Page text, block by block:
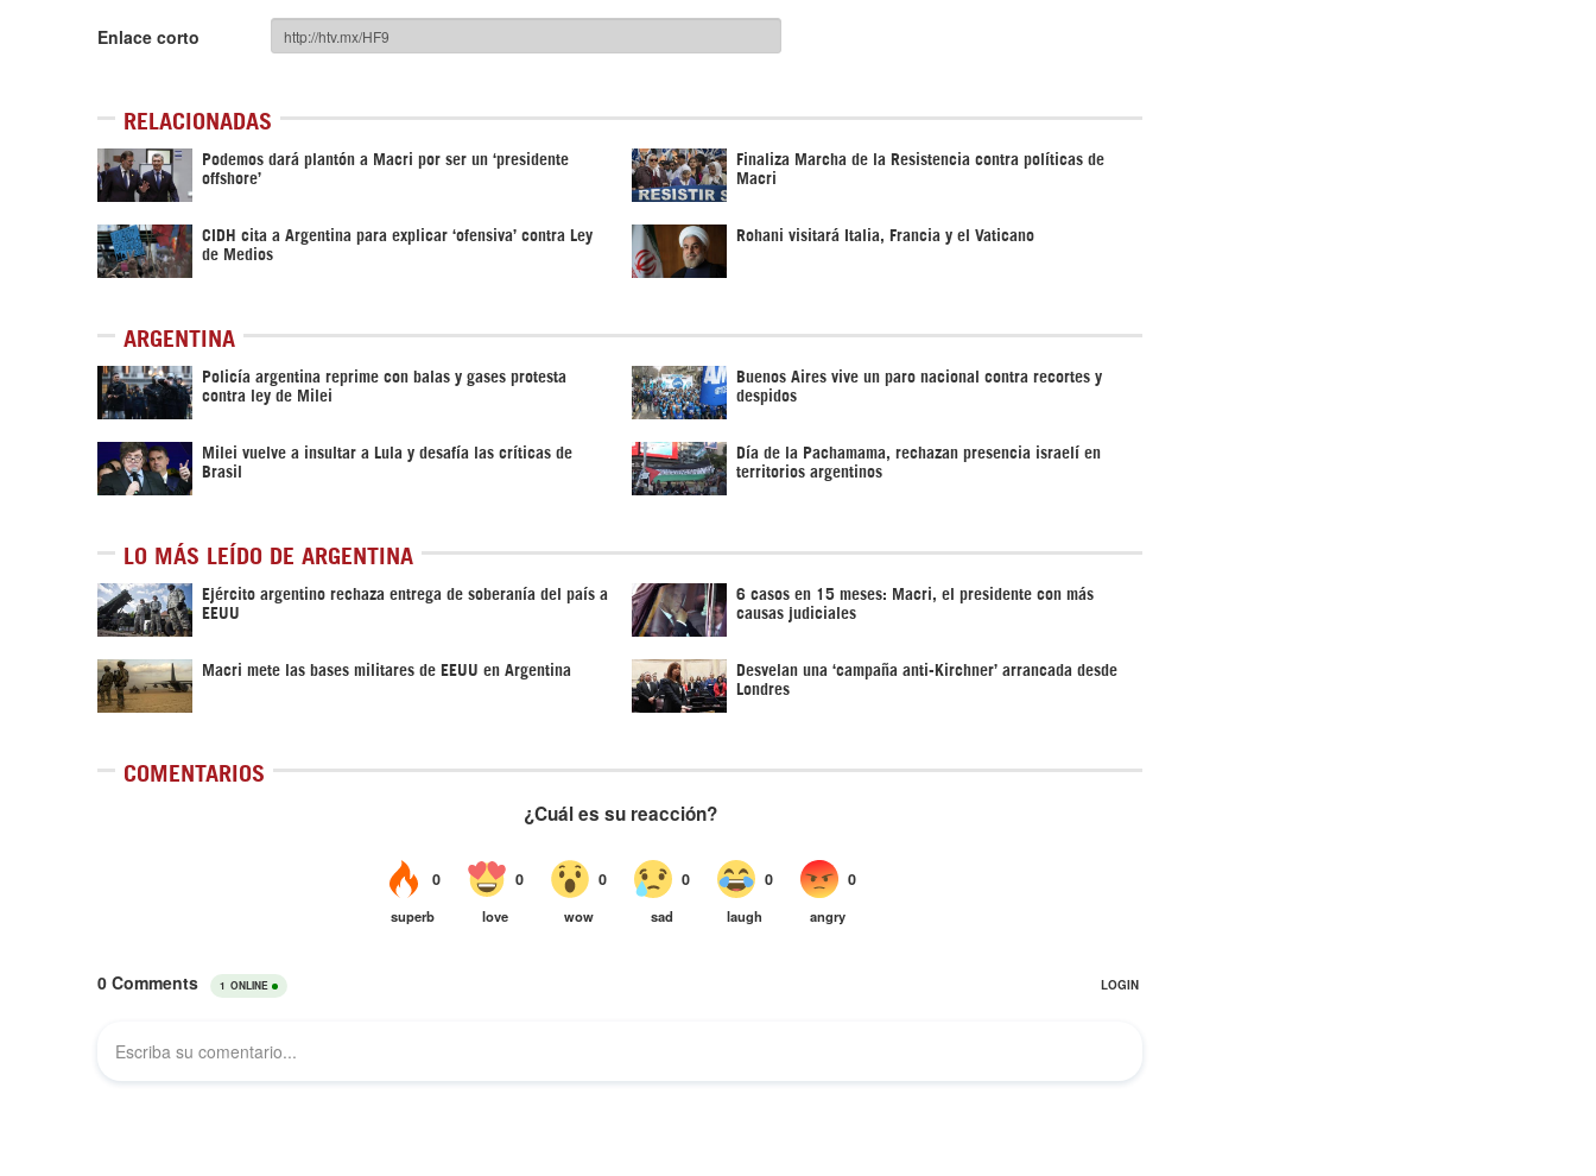
Enlace corto
RELACIONADAS
Podemos dará plantón a Macri por ser un ‘presidente
offshore’
Finaliza Marcha de la Resistencia contra políticas de
Macri
CIDH cita a Argentina para explicar ‘ofensiva’ contra Ley
de Medios
Rohani visitará Italia, Francia y el Vaticano
ARGENTINA
Policía argentina reprime con balas y gases protesta
contra ley de Milei
Buenos Aires vive un paro nacional contra recortes y
despidos
Milei vuelve a insultar a Lula y desafía las críticas de
Brasil
Día de la Pachamama, rechazan presencia israelí en
territorios argentinos
LO MÁS LEÍDO DE ARGENTINA
Ejército argentino rechaza entrega de soberanía del país a
EEUU
6 casos en 15 meses: Macri, el presidente con más
causas judiciales
Macri mete las bases militares de EEUU en Argentina Desvelan una ‘campaña anti-Kirchner’ arrancada desde
Londres
COMENTARIOS